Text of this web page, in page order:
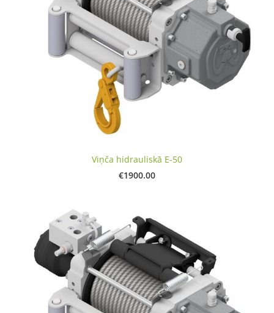
Viņča hidrauliskā E-50
€1900.00